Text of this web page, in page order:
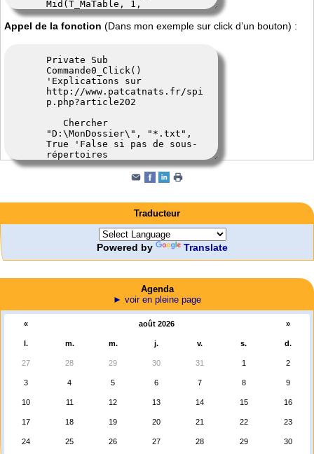
Appel de la fonction (Dans mon exemple sur click d’un bouton) :
Traducteur
Powered by Translate
Agenda
► voir en pleine page
« août 2026 »
l. m. m. j. v. s. d.
27 28 29 30 31 1 2
3 4 5 6 7 8 9
10 11 12 13 14 15 16
17 18 19 20 21 22 23
24 25 26 27 28 29 30